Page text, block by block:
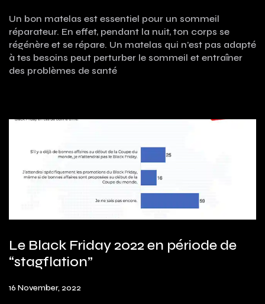
Un bon matelas est essentiel pour un sommeil
réparateur. En effet, pendant la nuit, ton corps se
régénère et se répare. Un matelas qui n'est pas adapté
à tes besoins peut perturber le sommeil et entraîner
des problèmes de santé
Le Black Friday 2022 en période de
“stagflation”
16 November, 2022